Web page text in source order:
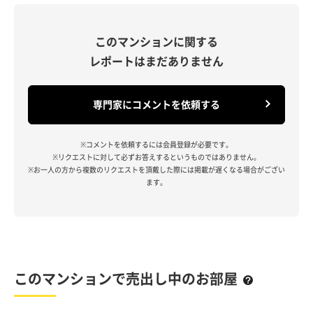
このマンションに関する
レポートはまだありません
専門家にコメントを依頼する
※コメントを依頼するには会員登録が必要です。
※リクエストに対して必ずお答えするというものではありません。
※お一人の方から複数のリクエストを頂戴した際には掲載が遅くなる場合がござい
ます。
このマンションで売出し中のお部屋